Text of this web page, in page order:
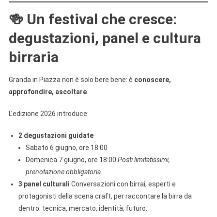
🍻 Un festival che cresce:
degustazioni, panel e cultura
birraria
Granda in Piazza non è solo bere bene: è conoscere,
approfondire, ascoltare.
L’edizione 2026 introduce:
2 degustazioni guidate
Sabato 6 giugno, ore 18:00
Domenica 7 giugno, ore 18:00 Posti limitatissimi,
prenotazione obbligatoria.
3 panel culturali Conversazioni con birrai, esperti e
protagonisti della scena craft, per raccontare la birra da
dentro: tecnica, mercato, identità, futuro.